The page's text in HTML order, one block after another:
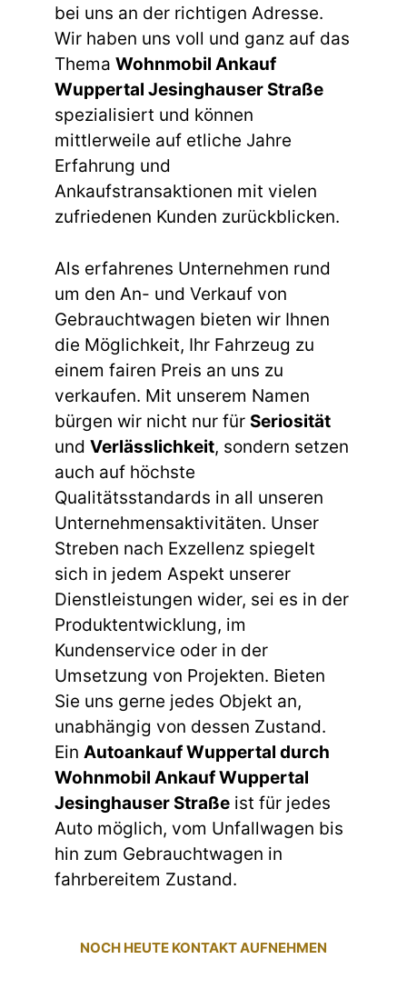
bei uns an der richtigen Adresse.
Wir haben uns voll und ganz auf das
Thema Wohnmobil Ankauf
Wuppertal Jesinghauser Straße
spezialisiert und können
mittlerweile auf etliche Jahre
Erfahrung und
Ankaufstransaktionen mit vielen
zufriedenen Kunden zurückblicken.
Als erfahrenes Unternehmen rund
um den An- und Verkauf von
Gebrauchtwagen bieten wir Ihnen
die Möglichkeit, Ihr Fahrzeug zu
einem fairen Preis an uns zu
verkaufen. Mit unserem Namen
bürgen wir nicht nur für Seriosität
und Verlässlichkeit, sondern setzen
auch auf höchste
Qualitätsstandards in all unseren
Unternehmensaktivitäten. Unser
Streben nach Exzellenz spiegelt
sich in jedem Aspekt unserer
Dienstleistungen wider, sei es in der
Produktentwicklung, im
Kundenservice oder in der
Umsetzung von Projekten. Bieten
Sie uns gerne jedes Objekt an,
unabhängig von dessen Zustand.
Ein Autoankauf Wuppertal durch
Wohnmobil Ankauf Wuppertal
Jesinghauser Straße ist für jedes
Auto möglich, vom Unfallwagen bis
hin zum Gebrauchtwagen in
fahrbereitem Zustand.
NOCH HEUTE KONTAKT AUFNEHMEN